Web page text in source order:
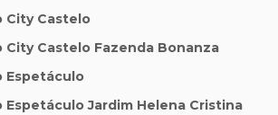
City Castelo
City Castelo Fazenda Bonanza
Espetáculo
Espetáculo Jardim Helena Cristina